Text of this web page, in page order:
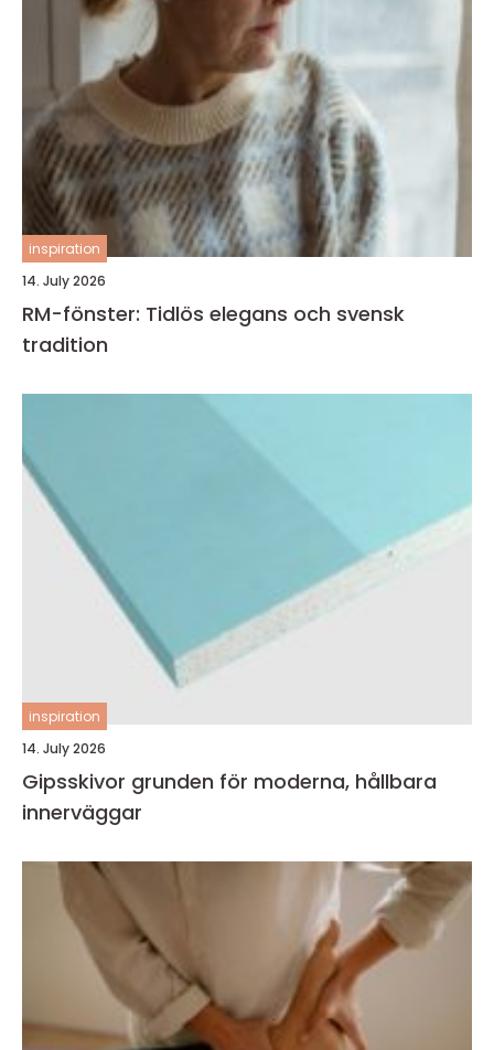
inspiration
14. July 2026
RM-fönster: Tidlös elegans och svensk
tradition
inspiration
14. July 2026
Gipsskivor grunden för moderna, hållbara
innerväggar